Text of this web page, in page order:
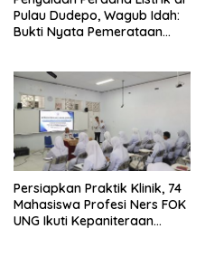
Pulau Dudepo, Wagub Idah:
Bukti Nyata Pemerataan
Persiapkan Praktik Klinik, 74
Mahasiswa Profesi Ners FOK
UNG Ikuti Kepaniteraan